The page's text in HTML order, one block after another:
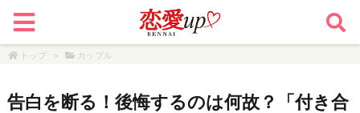
トップ > カップル
告白を断る！後悔するのは何故？「付き合